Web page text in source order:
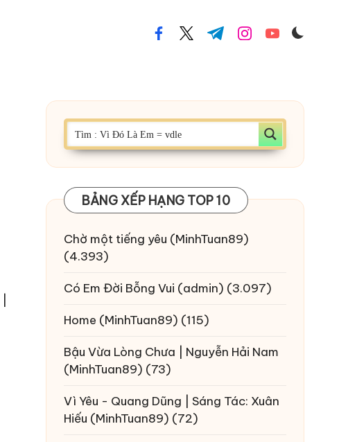
facebook.com
twitter.com
t.me instagram.com
youtube.com
BẢNG XẾP HẠNG TOP 10
Chờ một tiếng yêu (MinhTuan89)
(4.393)
Có Em Đời Bỗng Vui (admin) (3.097)
Home (MinhTuan89) (115)
Bậu Vừa Lòng Chưa | Nguyễn Hải Nam
(MinhTuan89) (73)
Vì Yêu - Quang Dũng | Sáng Tác: Xuân
Hiếu (MinhTuan89) (72)